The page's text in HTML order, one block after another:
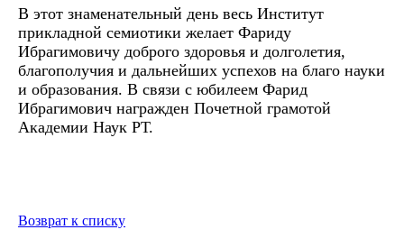
В этот знаменательный день весь Институт
прикладной семиотики желает Фариду
Ибрагимовичу доброго здоровья и долголетия,
благополучия и дальнейших успехов на благо науки
и образования. В связи с юбилеем Фарид
Ибрагимович награжден Почетной грамотой
Академии Наук РТ.
Возврат к списку